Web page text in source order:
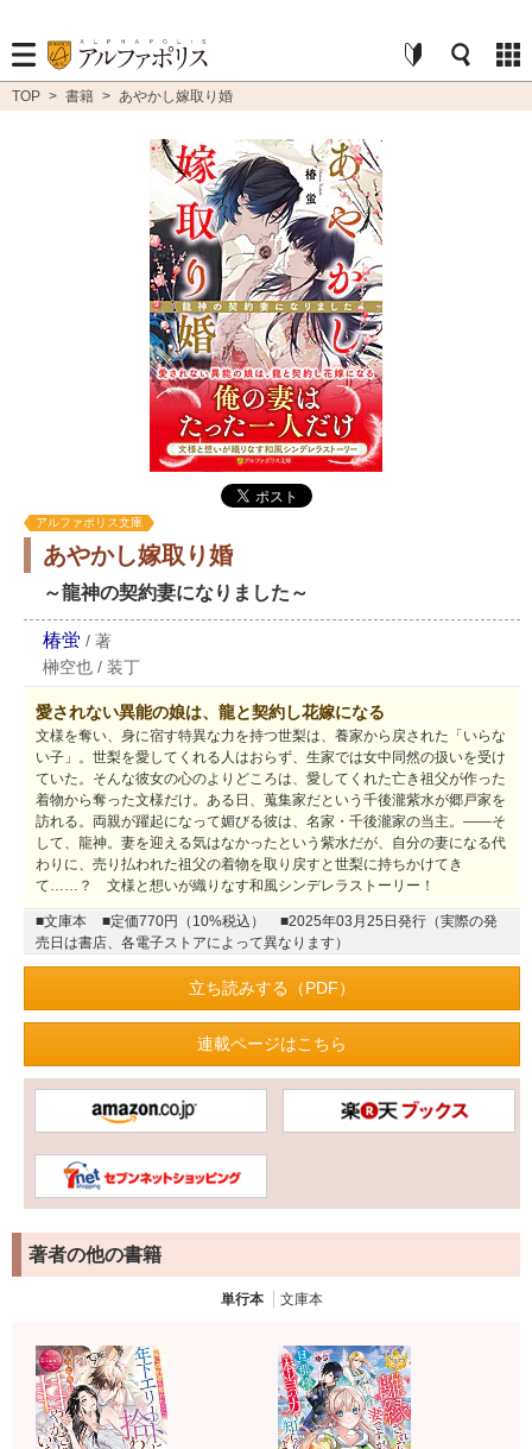
TOP > 書籍 > あやかし嫁取り婚
アルファポリス文庫
あやかし嫁取り婚
～龍神の契約妻になりました～
椿蛍 / 著
榊空也 / 装丁
愛されない異能の娘は、龍と契約し花嫁になる
文様を奪い、身に宿す特異な力を持つ世梨は、養家から戻された「いらな
い子」。世梨を愛してくれる人はおらず、生家では女中同然の扱いを受け
ていた。そんな彼女の心のよりどころは、愛してくれた亡き祖父が作った
着物から奪った文様だけ。ある日、蒐集家だという千後瀧紫水が郷戸家を
訪れる。両親が躍起になって媚びる彼は、名家・千後瀧家の当主。――そ
して、龍神。妻を迎える気はなかったという紫水だが、自分の妻になる代
わりに、売り払われた祖父の着物を取り戻すと世梨に持ちかけてき
て……？ 文様と想いが織りなす和風シンデレラストーリー！
■文庫本 ■定価770円（10%税込）
■2025年03月25日発行（実際の発
売日は書店、各電子ストアによって異なります）
立ち読みする（PDF）
連載ページはこちら
著者の他の書籍
単行本 文庫本